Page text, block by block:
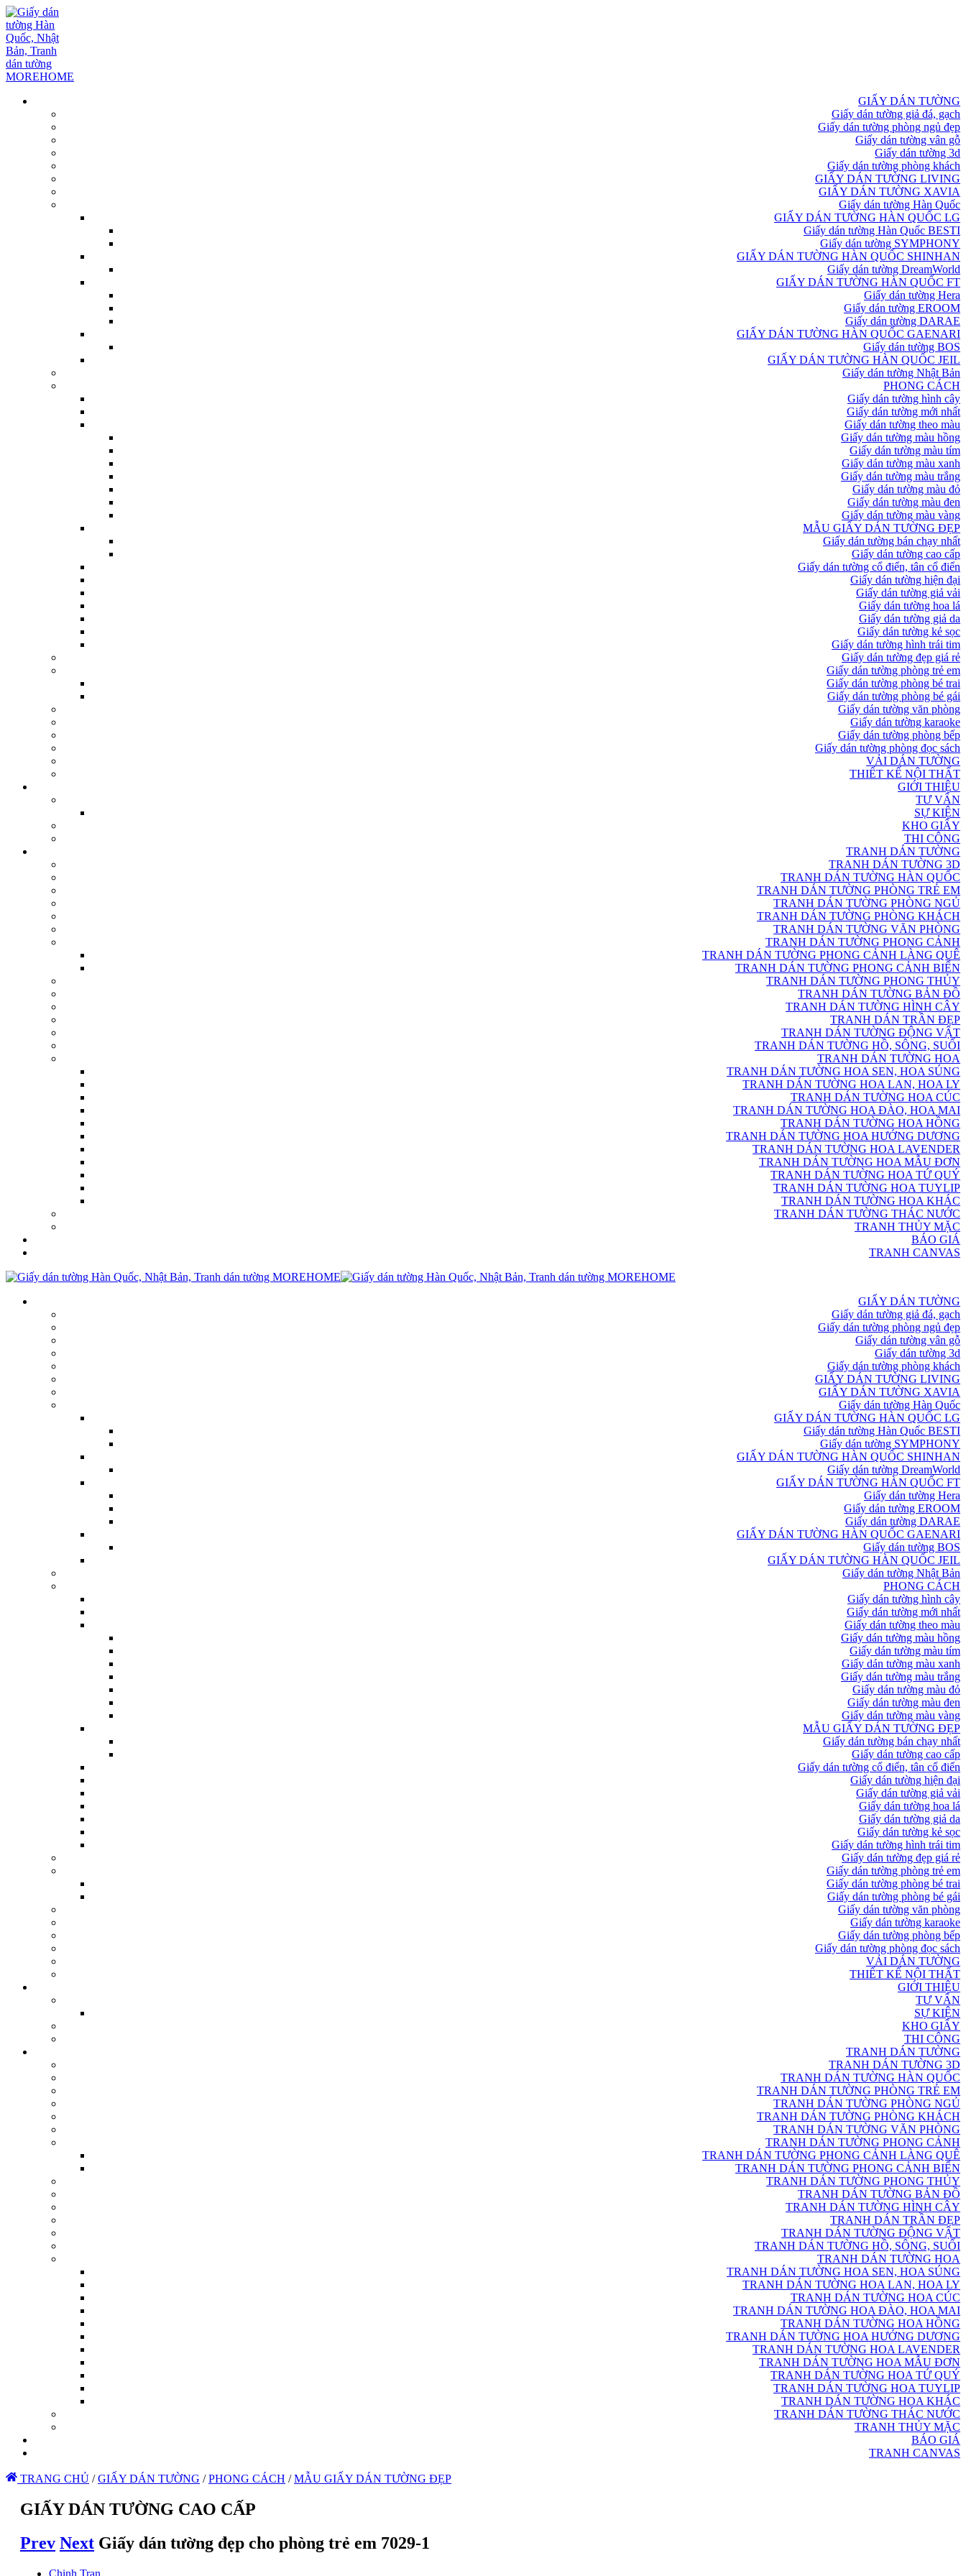
GIẤY DÁN TƯỜNG
Giấy dán tường giả đá, gạch
Giấy dán tường phòng ngủ đẹp
Giấy dán tường vân gỗ
Giấy dán tường 3d
Giấy dán tường phòng khách
GIẤY DÁN TƯỜNG LIVING
GIẤY DÁN TƯỜNG XAVIA
Giấy dán tường Hàn Quốc
GIẤY DÁN TƯỜNG HÀN QUỐC LG
Giấy dán tường Hàn Quốc BESTI
Giấy dán tường SYMPHONY
GIẤY DÁN TƯỜNG HÀN QUỐC SHINHAN
Giấy dán tường DreamWorld
GIẤY DÁN TƯỜNG HÀN QUỐC FT
Giấy dán tường Hera
Giấy dán tường EROOM
Giấy dán tường DARAE
GIẤY DÁN TƯỜNG HÀN QUỐC GAENARI
Giấy dán tường BOS
GIẤY DÁN TƯỜNG HÀN QUỐC JEIL
Giấy dán tường Nhật Bản
PHONG CÁCH
Giấy dán tường hình cây
Giấy dán tường mới nhất
Giấy dán tường theo màu
Giấy dán tường màu hồng
Giấy dán tường màu tím
Giấy dán tường màu xanh
Giấy dán tường màu trắng
Giấy dán tường màu đỏ
Giấy dán tường màu đen
Giấy dán tường màu vàng
MẪU GIẤY DÁN TƯỜNG ĐẸP
Giấy dán tường bán chạy nhất
Giấy dán tường cao cấp
Giấy dán tường cổ điển, tân cổ điển
Giấy dán tường hiện đại
Giấy dán tường giả vải
Giấy dán tường hoa lá
Giấy dán tường giả da
Giấy dán tường kẻ sọc
Giấy dán tường hình trái tim
Giấy dán tường đẹp giá rẻ
Giấy dán tường phòng trẻ em
Giấy dán tường phòng bé trai
Giấy dán tường phòng bé gái
Giấy dán tường văn phòng
Giấy dán tường karaoke
Giấy dán tường phòng bếp
Giấy dán tường phòng đọc sách
VẢI DÁN TƯỜNG
THIẾT KẾ NỘI THẤT
GIỚI THIỆU
TƯ VẤN
SỰ KIỆN
KHO GIẤY
THI CÔNG
TRANH DÁN TƯỜNG
TRANH DÁN TƯỜNG 3D
TRANH DÁN TƯỜNG HÀN QUỐC
TRANH DÁN TƯỜNG PHÒNG TRẺ EM
TRANH DÁN TƯỜNG PHÒNG NGỦ
TRANH DÁN TƯỜNG PHÒNG KHÁCH
TRANH DÁN TƯỜNG VĂN PHÒNG
TRANH DÁN TƯỜNG PHONG CẢNH
TRANH DÁN TƯỜNG PHONG CẢNH LÀNG QUÊ
TRANH DÁN TƯỜNG PHONG CẢNH BIỂN
TRANH DÁN TƯỜNG PHONG THỦY
TRANH DÁN TƯỜNG BẢN ĐỒ
TRANH DÁN TƯỜNG HÌNH CÂY
TRANH DÁN TRẦN ĐẸP
TRANH DÁN TƯỜNG ĐỘNG VẬT
TRANH DÁN TƯỜNG HỒ, SÔNG, SUỐI
TRANH DÁN TƯỜNG HOA
TRANH DÁN TƯỜNG HOA SEN, HOA SÚNG
TRANH DÁN TƯỜNG HOA LAN, HOA LY
TRANH DÁN TƯỜNG HOA CÚC
TRANH DÁN TƯỜNG HOA ĐÀO, HOA MAI
TRANH DÁN TƯỜNG HOA HỒNG
TRANH DÁN TƯỜNG HOA HƯỚNG DƯƠNG
TRANH DÁN TƯỜNG HOA LAVENDER
TRANH DÁN TƯỜNG HOA MẪU ĐƠN
TRANH DÁN TƯỜNG HOA TỨ QUÝ
TRANH DÁN TƯỜNG HOA TUYLIP
TRANH DÁN TƯỜNG HOA KHÁC
TRANH DÁN TƯỜNG THÁC NƯỚC
TRANH THỦY MẶC
BÁO GIÁ
TRANH CANVAS
GIẤY DÁN TƯỜNG
Giấy dán tường giả đá, gạch
Giấy dán tường phòng ngủ đẹp
Giấy dán tường vân gỗ
Giấy dán tường 3d
Giấy dán tường phòng khách
GIẤY DÁN TƯỜNG LIVING
GIẤY DÁN TƯỜNG XAVIA
Giấy dán tường Hàn Quốc
GIẤY DÁN TƯỜNG HÀN QUỐC LG
Giấy dán tường Hàn Quốc BESTI
Giấy dán tường SYMPHONY
GIẤY DÁN TƯỜNG HÀN QUỐC SHINHAN
Giấy dán tường DreamWorld
GIẤY DÁN TƯỜNG HÀN QUỐC FT
Giấy dán tường Hera
Giấy dán tường EROOM
Giấy dán tường DARAE
GIẤY DÁN TƯỜNG HÀN QUỐC GAENARI
Giấy dán tường BOS
GIẤY DÁN TƯỜNG HÀN QUỐC JEIL
Giấy dán tường Nhật Bản
PHONG CÁCH
Giấy dán tường hình cây
Giấy dán tường mới nhất
Giấy dán tường theo màu
Giấy dán tường màu hồng
Giấy dán tường màu tím
Giấy dán tường màu xanh
Giấy dán tường màu trắng
Giấy dán tường màu đỏ
Giấy dán tường màu đen
Giấy dán tường màu vàng
MẪU GIẤY DÁN TƯỜNG ĐẸP
Giấy dán tường bán chạy nhất
Giấy dán tường cao cấp
Giấy dán tường cổ điển, tân cổ điển
Giấy dán tường hiện đại
Giấy dán tường giả vải
Giấy dán tường hoa lá
Giấy dán tường giả da
Giấy dán tường kẻ sọc
Giấy dán tường hình trái tim
Giấy dán tường đẹp giá rẻ
Giấy dán tường phòng trẻ em
Giấy dán tường phòng bé trai
Giấy dán tường phòng bé gái
Giấy dán tường văn phòng
Giấy dán tường karaoke
Giấy dán tường phòng bếp
Giấy dán tường phòng đọc sách
VẢI DÁN TƯỜNG
THIẾT KẾ NỘI THẤT
GIỚI THIỆU
TƯ VẤN
SỰ KIỆN
KHO GIẤY
THI CÔNG
TRANH DÁN TƯỜNG
TRANH DÁN TƯỜNG 3D
TRANH DÁN TƯỜNG HÀN QUỐC
TRANH DÁN TƯỜNG PHÒNG TRẺ EM
TRANH DÁN TƯỜNG PHÒNG NGỦ
TRANH DÁN TƯỜNG PHÒNG KHÁCH
TRANH DÁN TƯỜNG VĂN PHÒNG
TRANH DÁN TƯỜNG PHONG CẢNH
TRANH DÁN TƯỜNG PHONG CẢNH LÀNG QUÊ
TRANH DÁN TƯỜNG PHONG CẢNH BIỂN
TRANH DÁN TƯỜNG PHONG THỦY
TRANH DÁN TƯỜNG BẢN ĐỒ
TRANH DÁN TƯỜNG HÌNH CÂY
TRANH DÁN TRẦN ĐẸP
TRANH DÁN TƯỜNG ĐỘNG VẬT
TRANH DÁN TƯỜNG HỒ, SÔNG, SUỐI
TRANH DÁN TƯỜNG HOA
TRANH DÁN TƯỜNG HOA SEN, HOA SÚNG
TRANH DÁN TƯỜNG HOA LAN, HOA LY
TRANH DÁN TƯỜNG HOA CÚC
TRANH DÁN TƯỜNG HOA ĐÀO, HOA MAI
TRANH DÁN TƯỜNG HOA HỒNG
TRANH DÁN TƯỜNG HOA HƯỚNG DƯƠNG
TRANH DÁN TƯỜNG HOA LAVENDER
TRANH DÁN TƯỜNG HOA MẪU ĐƠN
TRANH DÁN TƯỜNG HOA TỨ QUÝ
TRANH DÁN TƯỜNG HOA TUYLIP
TRANH DÁN TƯỜNG HOA KHÁC
TRANH DÁN TƯỜNG THÁC NƯỚC
TRANH THỦY MẶC
BÁO GIÁ
TRANH CANVAS
TRANG CHỦ / GIẤY DÁN TƯỜNG / PHONG CÁCH / MẪU GIẤY DÁN TƯỜNG ĐẸP
GIẤY DÁN TƯỜNG CAO CẤP
Prev Next Giấy dán tường đẹp cho phòng trẻ em 7029-1
Chinh Tran